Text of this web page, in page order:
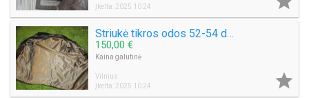
Įkelta: 2025 10 24
Striukė tikros odos 52-54 dydis
150,00 €
Kaina galutinė
Vilnius
Įkelta: 2025 10 24
